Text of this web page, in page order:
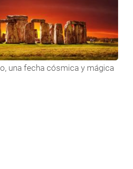
una fecha cósmica y mágica